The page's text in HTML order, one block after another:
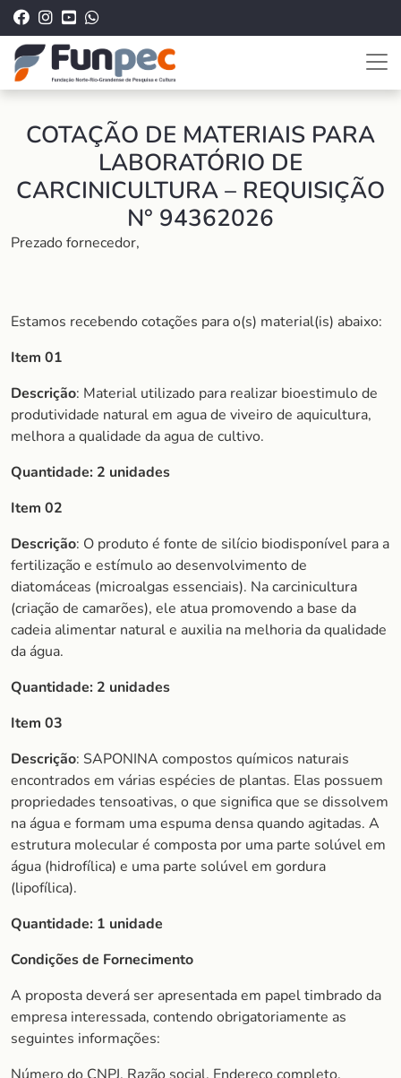
COTAÇÃO DE MATERIAIS PARA
LABORATÓRIO DE
CARCINICULTURA – REQUISIÇÃO
N° 94362026
Prezado fornecedor,
Estamos recebendo cotações para o(s) material(is) abaixo:
Item 01
Descrição: Material utilizado para realizar bioestimulo de
produtividade natural em agua de viveiro de aquicultura,
melhora a qualidade da agua de cultivo.
Quantidade: 2 unidades
Item 02
Descrição: O produto é fonte de silício biodisponível para a
fertilização e estímulo ao desenvolvimento de
diatomáceas (microalgas essenciais). Na carcinicultura
(criação de camarões), ele atua promovendo a base da
cadeia alimentar natural e auxilia na melhoria da qualidade
da água.
Quantidade: 2 unidades
Item 03
Descrição: SAPONINA compostos químicos naturais
encontrados em várias espécies de plantas. Elas possuem
propriedades tensoativas, o que significa que se dissolvem
na água e formam uma espuma densa quando agitadas. A
estrutura molecular é composta por uma parte solúvel em
água (hidrofílica) e uma parte solúvel em gordura
(lipofílica).
Quantidade: 1 unidade
Condições de Fornecimento
A proposta deverá ser apresentada em papel timbrado da
empresa interessada, contendo obrigatoriamente as
seguintes informações: